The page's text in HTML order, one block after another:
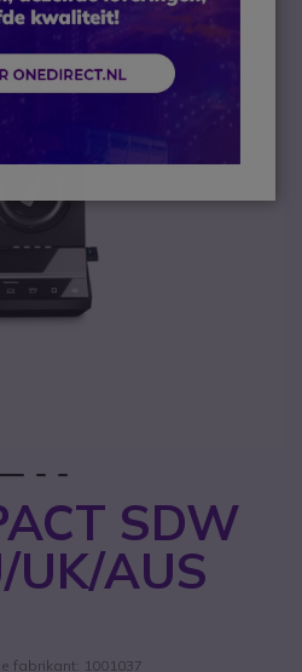
SDW
UK/AUS
fabrikant: 1001037
gallerij